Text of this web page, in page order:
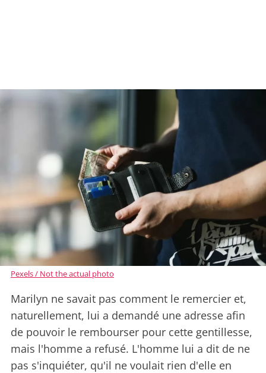
Pexels / Not the actual photo
Marilyn ne savait pas comment le remercier et,
naturellement, lui a demandé une adresse afin
de pouvoir le rembourser pour cette gentillesse,
mais l'homme a refusé. L'homme lui a dit de ne
pas s'inquiéter, qu'il ne voulait rien d'elle en